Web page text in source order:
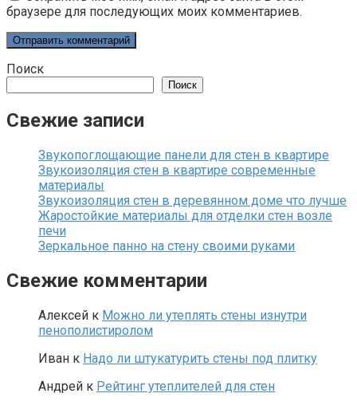
браузере для последующих моих комментариев.
Поиск
Поиск
Свежие записи
Звукопоглощающие панели для стен в квартире
Звукоизоляция стен в квартире современные
материалы
Звукоизоляция стен в деревянном доме что лучше
Жаростойкие материалы для отделки стен возле
печи
Зеркальное панно на стену своими руками
Свежие комментарии
Алексей к Можно ли утеплять стены изнутри
пенополистиролом
Иван к Надо ли штукатурить стены под плитку
Андрей к Рейтинг утеплителей для стен